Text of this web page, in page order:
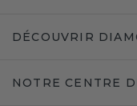
DÉCOUVRIR
NOTRE CENTRE